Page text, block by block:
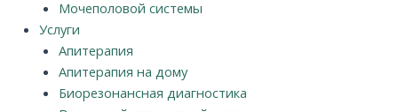
Мочеполовой системы
Услуги
Апитерапия
Апитерапия на дому
Биорезонансная диагностика